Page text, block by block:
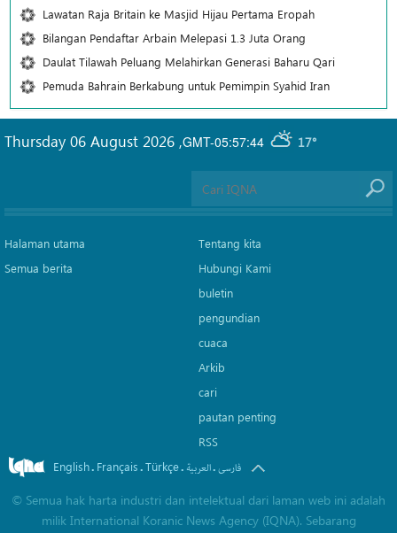
Lawatan Raja Britain ke Masjid Hijau Pertama Eropah
Bilangan Pendaftar Arbain Melepasi 1.3 Juta Orang
Daulat Tilawah Peluang Melahirkan Generasi Baharu Qari
Pemuda Bahrain Berkabung untuk Pemimpin Syahid Iran
GMT-05:57:44 17°
Thursday 06 August 2026 ,
Halaman utama
Semua berita
Tentang kita
Hubungi Kami
buletin
pengundian
cuaca
Arkib
cari
pautan penting
RSS
English. Français.Türkçe. العربیة.فارسی
© Semua hak harta industri dan intelektual dari laman web ini adalah
milik International Koranic News Agency (IQNA). Sebarang